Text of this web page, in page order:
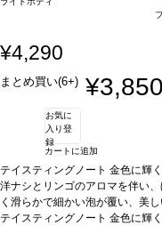
¥4,290
まとめ買い(6+) ¥3,850
お気に
入り登
録
カートに追加
テイスティングノート 金色に輝
洋ナシとリンゴのアロマを伴い
く滑らかで細かい泡が覆い、美
な芳香のフィニッシュが続き、
テイスティングノート 金色に輝